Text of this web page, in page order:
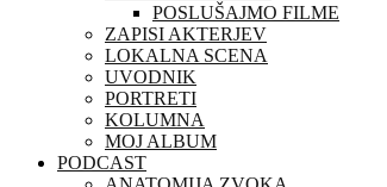
POSLUŠAJMO FILME
ZAPISI AKTERJEV
LOKALNA SCENA
UVODNIK
PORTRETI
KOLUMNA
MOJ ALBUM
PODCAST